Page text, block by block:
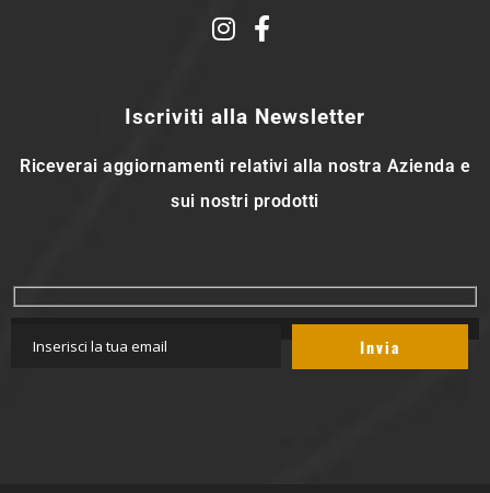
Iscriviti alla Newsletter
Riceverai aggiornamenti relativi alla nostra Azienda e
sui nostri prodotti